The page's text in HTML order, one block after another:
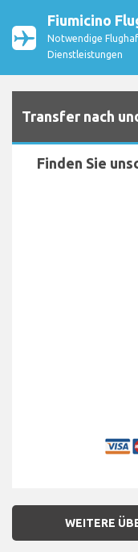
Fiumicino
Notwendige
Dienstleistungen
Transfer nach
Finden Sie
WEITERE